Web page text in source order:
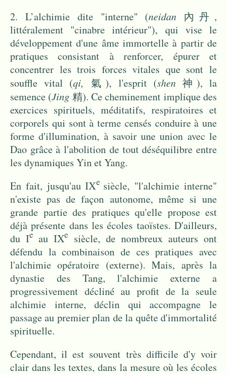
2. L’alchimie dite "interne" (neidan 內丹,
littéralement "cinabre intérieur"), qui vise le
développement d'une âme immortelle à partir de
pratiques consistant à renforcer, épurer et
concentrer les trois forces vitales que sont le
souffle vital (qi,氣), l'esprit (shen神), la
semence (Jing 精). Ce cheminement implique des
exercices spirituels, méditatifs, respiratoires et
corporels qui sont à terme censés conduire à une
forme d'illumination, à savoir une union avec le
Dao grâce à l'abolition de tout déséquilibre entre
les dynamiques Yin et Yang.
En fait, jusqu'au IXe siècle, "l'alchimie interne"
n'existe pas de façon autonome, même si une
grande partie des pratiques qu'elle propose est
déjà présente dans les écoles taoïstes. D'ailleurs,
du Ie au IXe siècle, de nombreux auteurs ont
défendu la combinaison de ces pratiques avec
l'alchimie opératoire (externe). Mais, après la
dynastie des Tang, l'alchimie externe a
progressivement décliné au profit de la seule
alchimie interne, déclin qui accompagne le
passage au premier plan de la quête d'immortalité
spirituelle.
Cependant,il est souvent très difficile d'y voir
clair dans les textes, dans la mesure où les écoles